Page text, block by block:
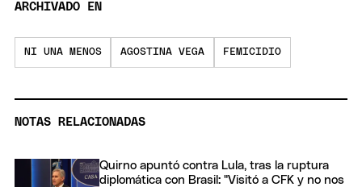
ARCHIVADO EN
NI UNA MENOS AGOSTINA VEGA FEMICIDIO
NOTAS RELACIONADAS
Quirno apuntó contra Lula, tras la ruptura
diplomática con Brasil: "Visitó a CFK y no nos